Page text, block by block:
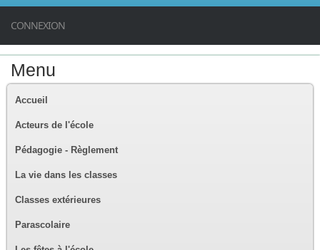
CONNEXION
Menu
Accueil
Acteurs de l'école
Pédagogie - Règlement
La vie dans les classes
Classes extérieures
Parascolaire